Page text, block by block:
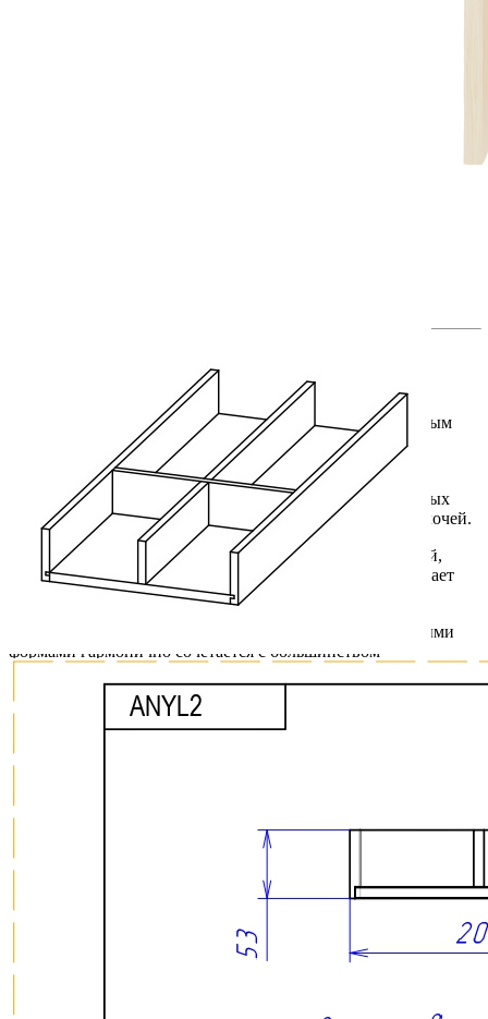
• Изготовлен из натурального массива дуба с благородным
оттенком дуб рустик и выразительными затемненными
древесными порами.
• Обеспечивает удобное и экологичное хранение столовых
приборов, кухонных принадлежностей и различных мелочей.
• Натуральная древесина обладает уникальной текстурой,
которая подчеркивается декоративным покрытием и делает
каждое изделие индивидуальным.
• Современный дизайн с четкими линиями и лаконичными
формами гармонично сочетается с большинством
• Дуб отличается высокой прочностью, устойчивостью к
износу и воздействию влаги.
• Многослойное защитное покрытие надежно оберегает
привлекательный внешний вид изделия на долгие годы.
• Все детали изготавливаются и собираются вручную, что
обеспечивает высокое качество исполнения и внимание к